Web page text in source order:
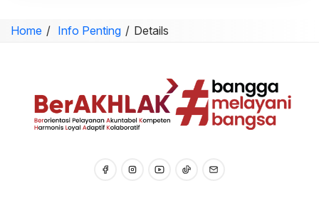
Home Info Penting Details